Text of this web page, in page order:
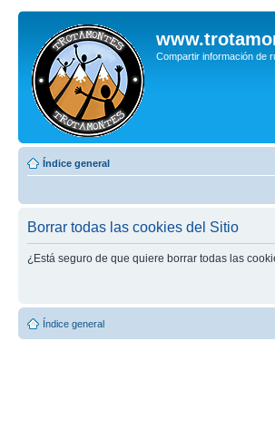
Compartir información de
Índice general
Borrar todas las cookies del Sitio
¿Está seguro de que quiere borrar todas las
Índice general